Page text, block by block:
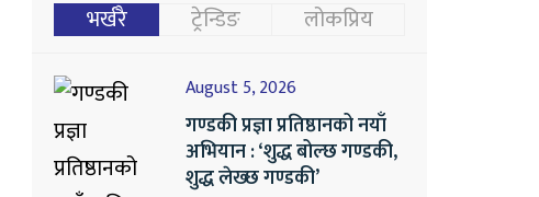
भर्खरै ट्रेन्डिङ लोकप्रिय
August 5, 2026
गण्डकी प्रज्ञा प्रतिष्ठानको नयाँ
अभियान : ‘शुद्ध बोल्छ गण्डकी,
शुद्ध लेख्छ गण्डकी’